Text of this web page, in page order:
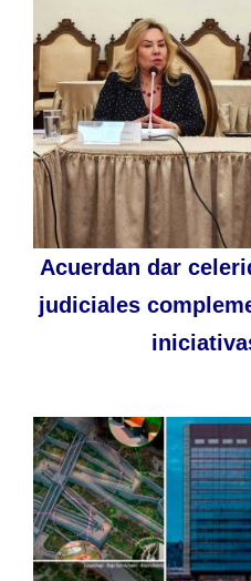
Acuerdan dar
judiciales